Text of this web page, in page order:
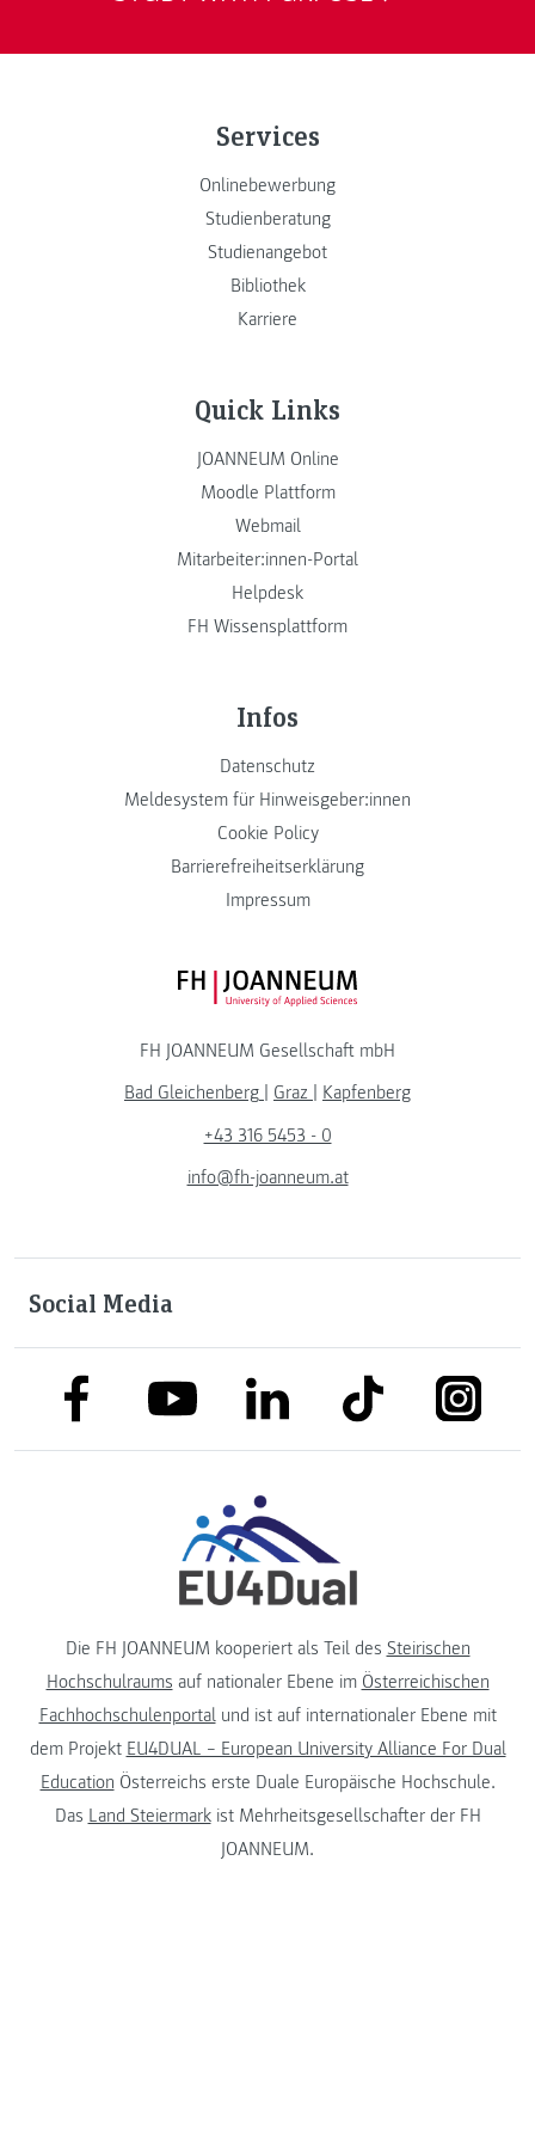
Services
Onlinebewerbung
Studienberatung
Studienangebot
Bibliothek
Karriere
Quick Links
JOANNEUM Online
Moodle Plattform
Webmail
Mitarbeiter:innen-Portal
Helpdesk
FH Wissensplattform
Infos
Datenschutz
Meldesystem für Hinweisgeber:innen
Cookie Policy
Barrierefreiheitserklärung
Impressum
FH JOANNEUM Logo
FH JOANNEUM Gesellschaft mbH
Bad Gleichenberg
Graz
Kapfenberg
+43 316 5453 - 0
info@fh-joanneum.at
Social Media
link to facebooklink to youtubelink to linkedinlink to tiktok
Die FH JOANNEUM kooperiert als Teil des Steirischen
Hochschulraums auf nationaler Ebene im Österreichischen
Fachhochschulenportalund ist auf internationaler Ebene mit
dem Projekt EU4DUAL – European University Alliance For Dual
Education Österreichs erste Duale Europäische Hochschule.
Das Land Steiermarkist Mehrheitsgesellschafter der FH
JOANNEUM.